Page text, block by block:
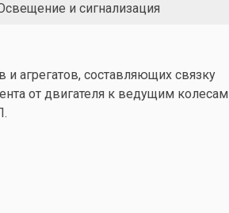
и сигнализация
агрегатов, составляющих связку
от двигателя к ведущим колесам